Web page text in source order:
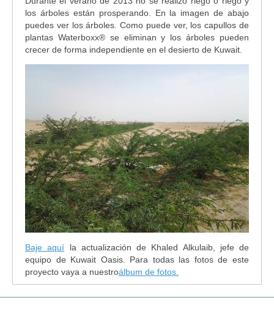
los árboles están prosperando. En la imagen de abajo
puedes ver los árboles. Como puede ver, los capullos de
plantas Waterboxx® se eliminan y los árboles pueden
crecer de forma independiente en el desierto de Kuwait.
Baje aquí
la actualización de Khaled Alkulaib, jefe de
equipo de Kuwait Oasis. Para todas las fotos de este
proyecto vaya a nuestroálbum de fotos.